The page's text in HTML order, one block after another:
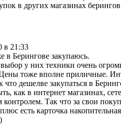
в других магазинах
в 21:33
в Берингове закупаюсь.
у них техники очень
тоже вполне приличные.
что дешелве закупаться в
как в интернет магазинах,
Так что за свои
есть карточка